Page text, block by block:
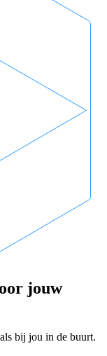
jouw
bij jou in de buurt.